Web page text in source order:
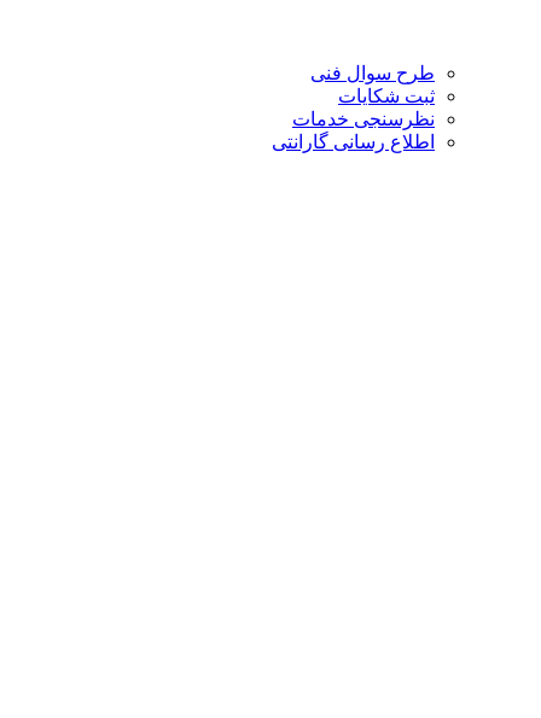
طرح سوال فنی
ثبت شکایات
نظرسنجی خدمات
اطلاع رسانی گارانتی